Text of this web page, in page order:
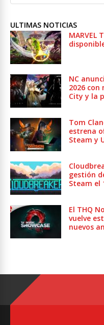
ULTIMAS NOTICIAS
MARVEL
NC
2026 con
City y la
Tom
estrena
Steam y
gestión
Steam el
El THQ
vuelve
nuevos